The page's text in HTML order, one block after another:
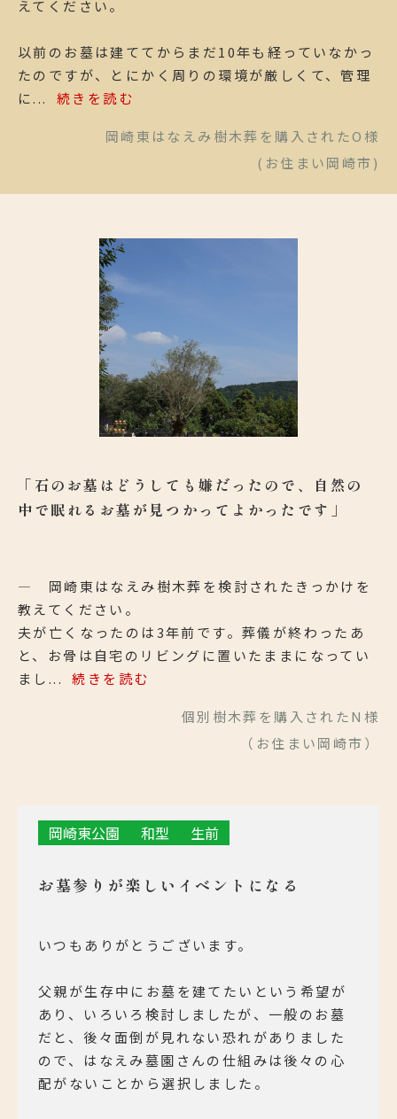
えてください。
以前のお墓は建ててからまだ10年も経っていなかっ
たのですが、とにかく周りの環境が厳しくて、管理
に...
続きを読む
岡崎東はなえみ樹木葬を購入されたO様
(お住まい岡崎市)
「石のお墓はどうしても嫌だったので、自然の
中で眠れるお墓が見つかってよかったです」
― 岡崎東はなえみ樹木葬を検討されたきっかけを
教えてください。
夫が亡くなったのは3年前です。葬儀が終わったあ
と、お骨は自宅のリビングに置いたままになってい
まし...
続きを読む
個別樹木葬を購入されたN様
（お住まい岡崎市）
岡崎東公園 和型 生前
お墓参りが楽しいイベントになる
いつもありがとうございます。
父親が生存中にお墓を建てたいという希望が
あり、いろいろ検討しましたが、一般のお墓
だと、後々面倒が見れない恐れがありました
ので、はなえみ墓園さんの仕組みは後々の心
配がないことから選択しました。